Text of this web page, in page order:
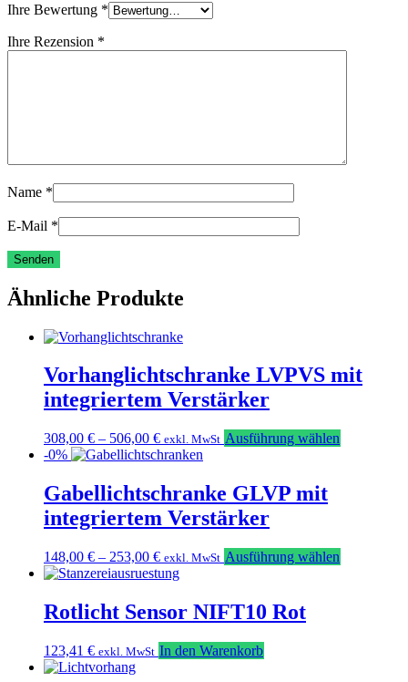
Ihre Bewertung *
Ihre Rezension *
Name *
E-Mail *
Ähnliche Produkte
Vorhanglichtschranke LVPVS mit
integriertem Verstärker
308,00 € – 506,00 € exkl. MwSt Ausführung wählen
Optionen
können
-0%
Gabellichtschranke GLVP mit
integriertem Verstärker
148,00 € – 253,00 € exkl. MwSt Ausführung wählen
Rotlicht Sensor NIFT10 Rot
123,41 € exkl. MwSt In den Warenkorb